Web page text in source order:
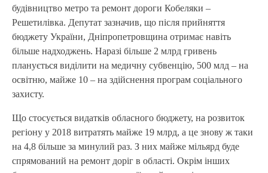
будівництво метро та ремонт дороги Кобеляки –
Решетилівка. Депутат зазначив, що після прийняття
бюджету України, Дніпропетровщина отримає навіть
більше надходжень. Наразі більше 2 млрд гривень
планується виділити на медичну субвенцію, 500 млд – на
освітню, майже 10 – на здійснення програм соціального
захисту.
Що стосується видатків обласного бюджету, на розвиток
регіону у 2018 витратять майже 19 млрд, а це знову ж таки
на 4,8 більше за минулий раз. З них майже мільярд буде
спрямований на ремонт доріг в області. Окрім інших